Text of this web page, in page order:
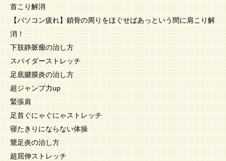
首こり解消
【パソコン疲れ】鎖骨の周りをほぐせばあっという間に肩こり解
消！
下肢静脈瘤の治し方
スパイダーストレッチ
足底腱膜炎の治し方
超ジャンプ力up
緊張肩
足首ぐにゃぐにゃストレッチ
寝たきりにならない体操
鵞足炎の治し方
超屈伸ストレッチ